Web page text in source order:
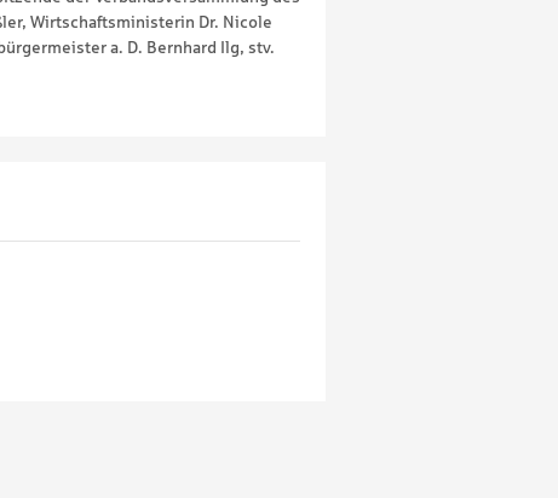
Wirtschaftsministerin Dr. Nicole
a. D. Bernhard Ilg, stv.